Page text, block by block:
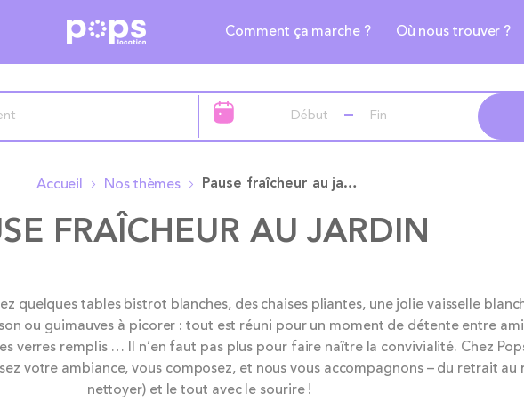
Comment ça marche ? Où nous trouver ?
Accueil Nos thèmes Pause fraîcheur au jardin
FRAÎCHEUR AU JARDIN
quelques tables bistrot blanches, des chaises pliantes, une jolie vaisselle
ou guimauves à picorer : tout est réuni pour un moment de détente entre
verres remplis … Il n’en faut pas plus pour faire naître la convivialité. Chez
votre ambiance, vous composez, et nous vous accompagnons – du retrait
nettoyer) et le tout avec le sourire !